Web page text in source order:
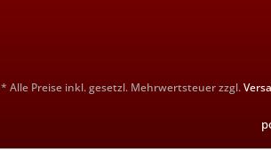
* Alle Preise inkl. gesetzl. Mehrwertsteuer zzgl.